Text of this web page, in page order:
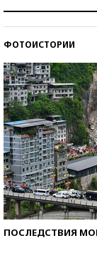
ФОТОИСТОРИИ
ПОСЛЕДСТВИЯ